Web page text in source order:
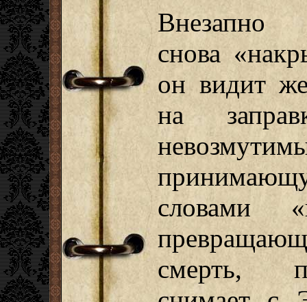
снова
он видит
на
словами
смерть,